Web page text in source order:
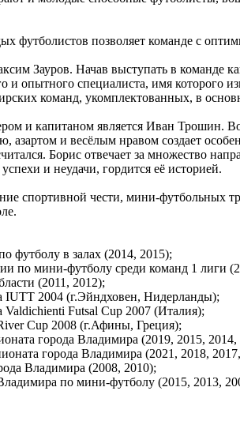
футболистов позволяет команде с
Зауров. Начав выступать в команде
и опытного специалиста, имя которого
команд, укомплектованных, в
и капитаном является Иван Трошин.
азартом и весёлым нравом создает
Борис отвечает за множество
и неудачи, гордится её историей.
спортивной чести, мини-футбольных
футболу в залах (2014, 2015);
по мини-футболу среди команд 1 лиги
(2011, 2012);
IUTT 2004 (г.Эйндховен, Нидерланды);
Valdichienti Futsal Cup 2007 (Италия);
Cup 2008 (г.Афины, Греция);
города Владимира (2019, 2015,
города Владимира (2021, 2018,
Владимира (2008, 2010);
по мини-футболу (2015, 2013,